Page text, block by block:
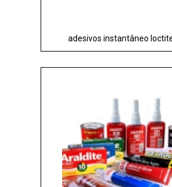
adesivos instantâneo